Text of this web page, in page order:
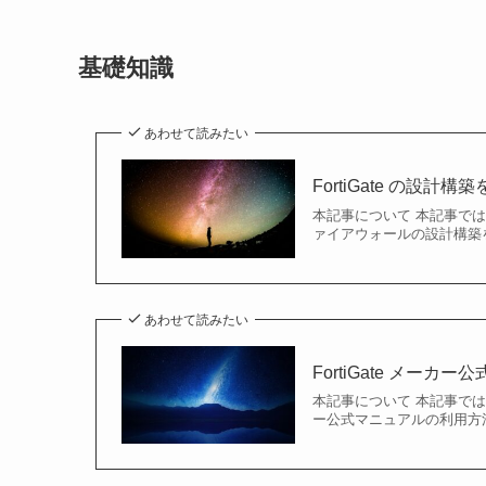
基礎知識
あわせて読みたい
FortiGate の設計構築
本記事について 本記事で
ァイアウォールの設計構
あわせて読みたい
FortiGate メーカー公
本記事について 本記事で
ー公式マニュアルの利用